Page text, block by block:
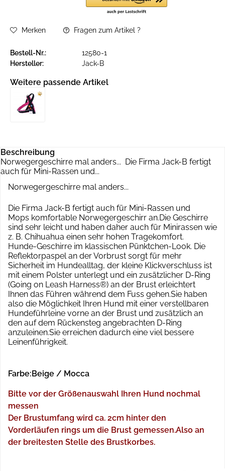
Merken Fragen zum Artikel ?
Bestell-Nr.:
12580-1
Hersteller:
Jack-B
Weitere passende Artikel
Beschreibung
Norwegergeschirre mal anders... Die Firma Jack-B fertigt
auch für Mini-Rassen und...
Norwegergeschirre mal anders...
Die Firma Jack-B fertigt auch für Mini-Rassen und
Mops komfortable Norwegergeschirr an.Die Geschirre
sind sehr leicht und haben daher auch für Minirassen wie
z. B. Chihuahua einen sehr hohen Tragekomfort.
Hunde-Geschirre im klassischen Pünktchen-Look. Die
Reflektorpaspel an der Vorbrust sorgt für mehr
Sicherheit im Hundealltag, der kleine Klickverschluss ist
mit einem Polster unterlegt und ein zusätzlicher D-Ring
(Going on Leash Harness®) an der Brust erleichtert
Ihnen das Führen während dem Fuss gehen.Sie haben
also die Möglichkeit Ihren Hund mit einer verstellbaren
Hundeführleine vorne an der Brust und zusätzlich an
den auf dem Rückensteg angebrachten D-Ring
anzuleinen.Sie erreichen dadurch eine viel bessere
Leinenführigkeit.
Farbe:Beige / Mocca
Bitte vor der Größenauswahl Ihren Hund nochmal
messen
Der Brustumfang wird ca. 2cm hinter den
Vorderläufen rings um die Brust gemessen.Also an
der breitesten Stelle des Brustkorbes.